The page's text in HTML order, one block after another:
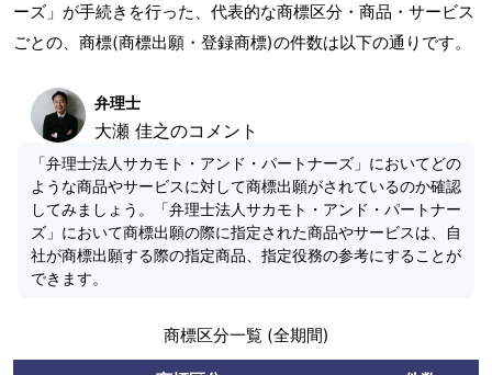
ーズ」が手続きを行った、代表的な商標区分・商品・サービス
ごとの、商標(商標出願・登録商標)の件数は以下の通りです。
弁理士
大瀬 佳之のコメント
「弁理士法人サカモト・アンド・パートナーズ」においてどの
ような商品やサービスに対して商標出願がされているのか確認
してみましょう。「弁理士法人サカモト・アンド・パートナー
ズ」において商標出願の際に指定された商品やサービスは、自
社が商標出願する際の指定商品、指定役務の参考にすることが
できます。
商標区分一覧 (全期間)